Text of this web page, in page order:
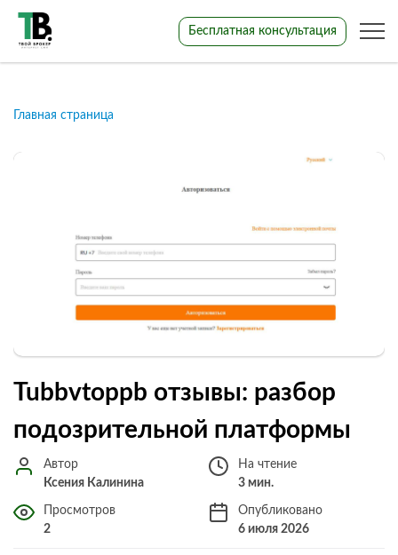
Бесплатная консультация
Главная страница
Tubbvtoppb отзывы: разбор
подозрительной платформы
Автор
Ксения Калинина
На чтение
3 мин.
Просмотров
2
Опубликовано
6 июля 2026